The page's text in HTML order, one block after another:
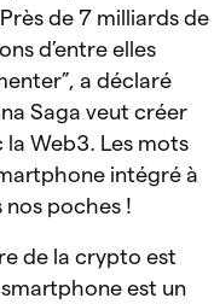
de 7 milliards de
d’entre elles
a déclaré
Saga veut créer
Web3. Les mots
intégré à
nos poches !
de la crypto est
est un